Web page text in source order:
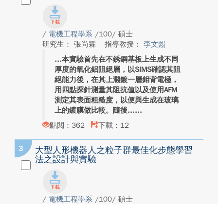
/ 電機工程學系 /100/ 碩士
研究生： 張尚霖
指導教授： 李文熙
本實驗首先在不銹鋼基板上生成不同
厚度的氧化鋁阻絕層，以SIMS確認其阻
絕能力後，在其上濺鍍一層鉬背電極，
用四點探針測量其阻抗值以及使用AFM
測定其表面粗糙度，以便與生成在玻璃
上的鍍膜做比較。隨後...
點閱：362
下載：12
3
大型人形機器人之粒子群最佳化步態學習
法之設計與實驗
/ 電機工程學系 /100/ 碩士